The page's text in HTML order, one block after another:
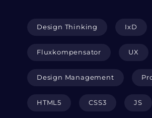
Design Thinking IxD
Fluxkompensator UX
Design Management
HTML5 CSS3 JS